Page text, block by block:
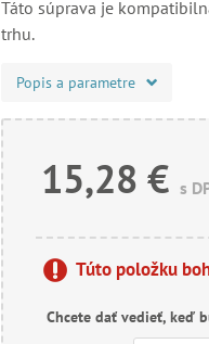
Táto súprava je
trhu.
Popis a parametre
15,28 € s
Túto položku
Chcete dať vedieť, keď